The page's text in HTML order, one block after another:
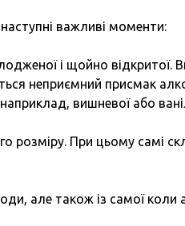
важливі моменти:
і щойно відкритої.
неприємний присмак
вишневої або
розміру. При цьому самі
але також із самої